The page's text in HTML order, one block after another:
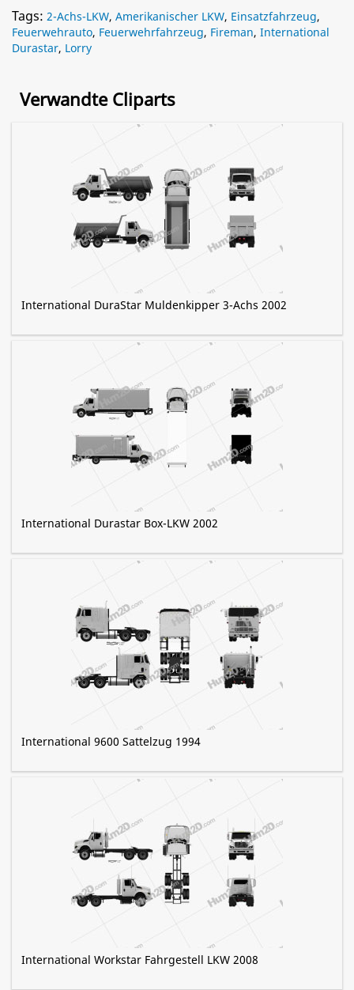
Tags: 2-Achs-LKW, Amerikanischer LKW, Einsatzfahrzeug,
Feuerwehrauto, Feuerwehrfahrzeug, Fireman, International
Durastar, Lorry
Verwandte Cliparts
International DuraStar Muldenkipper 3-Achs 2002
International Durastar Box-LKW 2002
International 9600 Sattelzug 1994
International Workstar Fahrgestell LKW 2008